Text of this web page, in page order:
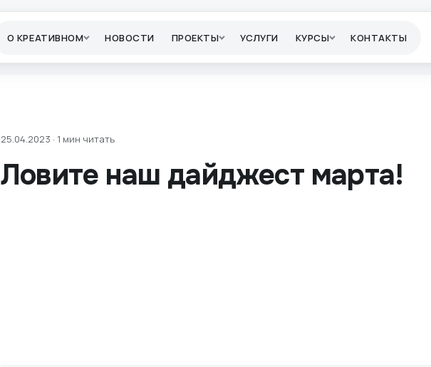
О КРЕАТИВНОМ НОВОСТИ ПРОЕКТЫ УСЛУГИ КУРСЫ КОНТАКТЫ
25.04.2023 · 1 мин читать
Ловите наш дайджест марта!